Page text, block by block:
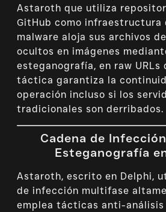
Astaroth que utiliza
GitHub como infraestructura
malware aloja sus archivos
ocultos en imágenes
esteganografía, en raw URLs
táctica garantiza la
operación incluso si los
tradicionales son derribados.
Cadena de
Esteganografía
Astaroth, escrito en Delphi,
de infección multifase
emplea tácticas anti-análisis